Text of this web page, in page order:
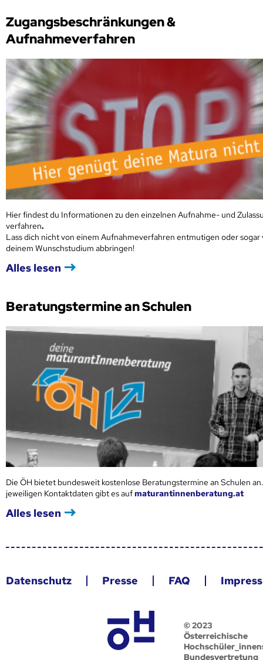
Zugangsbeschränkungen &
Aufnahmeverfahren
Hier findest du Informationen zu den einzelnen Aufnahme- und
verfahren.
Lass dich nicht von einem Aufnahmeverfahren entmutigen oder sogar
deinem Wunschstudium abbringen!
Alles lesen
Beratungstermine an Schulen
Die ÖH bietet bundesweit kostenlose Beratungstermine an Schulen
jeweiligen Kontaktdaten gibt es aufmaturantinnenberatung.at
Alles lesen
Datenschutz Presse FAQ
© 2023
Österreichische
Bundesvertretung